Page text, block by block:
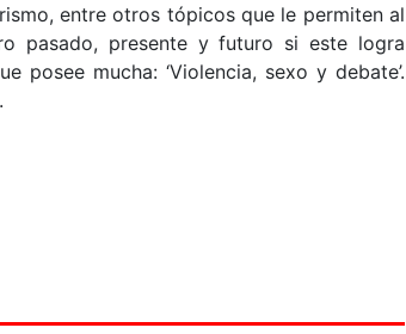
entre otros tópicos que le permiten al
pasado, presente y futuro si este logra
mucha: ‘Violencia, sexo y debate’.